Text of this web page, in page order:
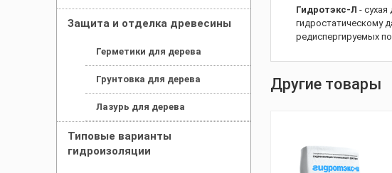
Защита и отделка древесины
Герметики для дерева
Грунтовка для дерева
Лазурь для дерева
Типовые варианты
гидроизоляции
Гидротэкс-Л -
гидростатическому
редиспергируемых
Другие товары